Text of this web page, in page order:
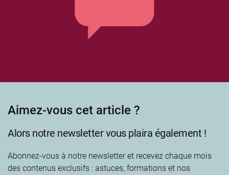
Aimez-vous cet article ?
Alors notre newsletter vous plaira également !
Abonnez-vous à notre newsletter et recevez chaque mois
des contenus exclusifs : astuces, formations et nos